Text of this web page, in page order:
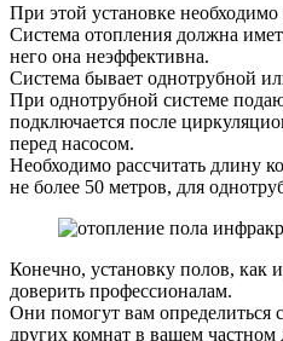
При этой установке
Система отопления должна
него она неэффективна.
Система бывает однотрубной
При однотрубной системе
подключается после
перед насосом.
Необходимо рассчитать длину
не более 50 метров, для
Конечно, установку полов, как
доверить профессионалам.
Они помогут вам определиться
других комнат в вашем частном